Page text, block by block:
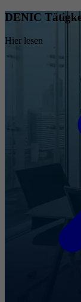
DENIC
Hier lesen